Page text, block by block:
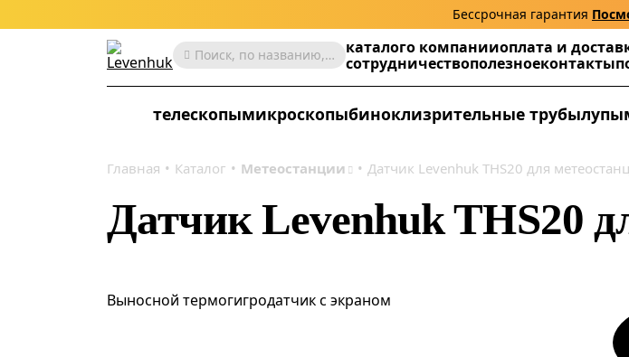
Бессрочная гарантия
Поиск, по названию, артикулу, категории и др. каталого компанииоплата и
сотрудничествополезноеконтакты
телескопымикроскопыбиноклизрительные трубылупы
Главная Каталог Метеостанции Датчик Levenhuk THS20 для
Датчик Levenhuk THS20
Выносной термогигродатчик с экраном